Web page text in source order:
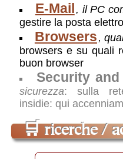
E-Mail , il PC
gestire la posta
Browsers ,
browsers e su quali
buon browser
Security
sicurezza:sulla
insidie: qui
🛒 ricerche /